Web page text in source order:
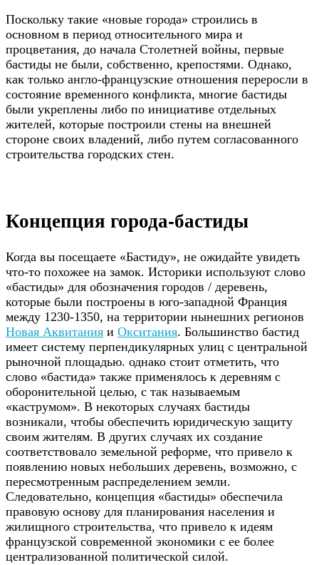
Поскольку такие «новые города» строились в
основном в период относительного мира и
процветания, до начала Столетней войны, первые
бастиды не были, собственно, крепостями. Однако,
как только англо-французские отношения переросли в
состояние временного конфликта, многие бастиды
были укреплены либо по инициативе отдельных
жителей, которые построили стены на внешней
стороне своих владений, либо путем согласованного
строительства городских стен.
Концепция города-бастиды
Когда вы посещаете «Бастиду», не ожидайте увидеть
что-то похожее на замок. Историки используют слово
«бастиды» для обозначения городов / деревень,
которые были построены в юго-западной Франция
между 1230-1350, на территории нынешних регионов
Новая Аквитания и Окситания. Большинство бастид
имеет систему перпендикулярных улиц с центральной
рыночной площадью. однако стоит отметить, что
слово «бастида» также применялось к деревням с
оборонительной целью, с так называемым
«каструмом». В некоторых случаях бастиды
возникали, чтобы обеспечить юридическую защиту
своим жителям. В других случаях их создание
соответствовало земельной реформе, что привело к
появлению новых небольших деревень, возможно, с
пересмотренным распределением земли.
Следовательно, концепция «бастиды» обеспечила
правовую основу для планирования населения и
жилищного строительства, что привело к идеям
французской современной экономики с ее более
централизованной политической силой.